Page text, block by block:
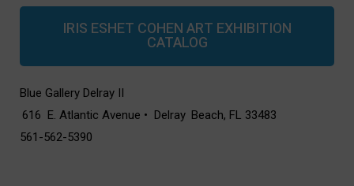
IRIS ESHET COHEN ART EXHIBITION
CATALOG
Blue Gallery Delray II
616 E. Atlantic Avenue • Delray Beach, FL 33483
561-562-5390